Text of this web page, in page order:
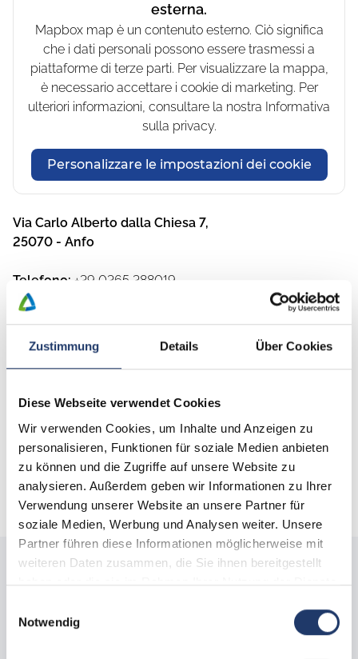
Zustimmung Details Über Cookies
Diese Webseite verwendet Cookies
Wir verwenden Cookies, um Inhalte und Anzeigen zu
personalisieren, Funktionen für soziale Medien anbieten
zu können und die Zugriffe auf unsere Website zu
analysieren. Außerdem geben wir Informationen zu Ihrer
Verwendung unserer Website an unsere Partner für
soziale Medien, Werbung und Analysen weiter. Unsere
Partner führen diese Informationen möglicherweise mit
weiteren Daten zusammen, die Sie ihnen bereitgestellt
haben oder die sie im Rahmen Ihrer Nutzung der Dienste
Notwendig
esterna.
Mapbox map è un contenuto esterno. Ciò significa
che i dati personali possono essere trasmessi a
piattaforme di terze parti. Per visualizzare la mappa,
è necessario accettare i cookie di marketing. Per
ulteriori informazioni, consultare la nostra Informativa
sulla privacy.
Personalizzare le impostazioni dei cookie
Via Carlo Alberto dalla Chiesa 7,
25070 - Anfo
Telefono: +39 0365 388019
Sito web
https://www.vacanzecolcuore.com/it/resort/lago-idro-
glamping-boutique
E-mail: info@lagoidroglampingboutique.com
Aperto da: 26.03.2026 a 25.10.2026
Aeroporto vicino: Milano Bergamo
Stazione ferroviaria vicina: Brescia Stazione Centrale
Città vicina: Anfo
Dove le piacerebbe viaggiare?